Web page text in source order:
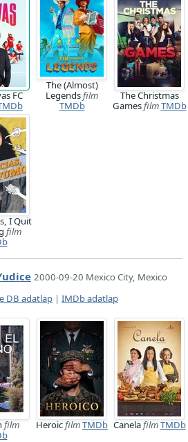
FC
The (Almost)
Legendsfilm
TMDb
The Christmas
GamesfilmTMDb
I Quit
film
2000-09-20 Mexico City, Mexico
DB adatlap | IMDb adatlap
film
HeroicfilmTMDb CanelafilmTMDb